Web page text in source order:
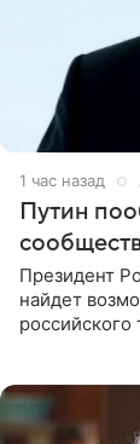
1 час назад
Путин
Президент
найдет